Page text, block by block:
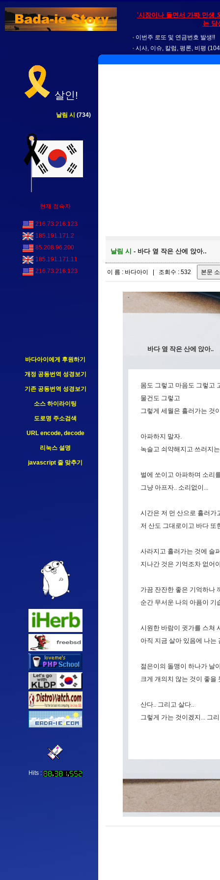
'시장이나 돌면서 가짜 민생
는 당
이번주 로또 및 연금번호 발생!!
시사, 이슈, 칼럼, 평론, 비평
살인!
날림 시 (734)
현재 접속자
216.73.216.123
185.191.171.2
85.208.96.200
185.191.171.11
216.73.216.123
바다아이에게 후원하기
개정 공동번역 성경보기
기존 공동번역 성경보기
소스 하이라이팅
도로명 주소검색
URL encode, decode
리눅스 설명
javascript 줄 맞추기
Hits :
날림 시 - 바다 옆 작은 산에 앉아..
이 름 : 바다아이 | 조회수 : 532
바다 옆 작은 산에 앉아..
몸도 그렇고 마음도 그렇고
물건도 그렇고
그렇게 세월은 흘러가는 것
아파하지 말자.
녹슬고 쇠약해지고 쓰러지
벌에 쏘이고 아파하며 소리
그냥 아프자.. 소리없이...
시간은 저 먼 산으로 흘러가
저 산도 그대로이고 바다 또
사라지고 흘러가는 것에 슬
지나간 것은 기억조차 없어
가끔 잔잔한 좋은 기억하나
순간 무서운 나의 아픔이 기
시원한 바람이 귓가를 스쳐
아직 지금 살아 있음에 나는
젊은이의 돌맹이 하나가 날
크게 개의치 않는 것이 좋을
산다.. 그리고 살다..
그렇게 가는 것이겠지... 그